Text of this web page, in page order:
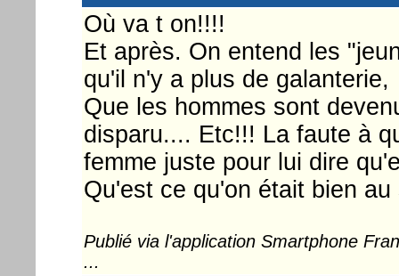
Où va t on!!!!
Et après. On entend les
qu'il n'y a plus de galanterie,
Que les hommes sont
disparu.... Etc!!! La faute à
femme juste pour lui dire
Qu'est ce qu'on était bien
Publié via l'application Smartphone
...